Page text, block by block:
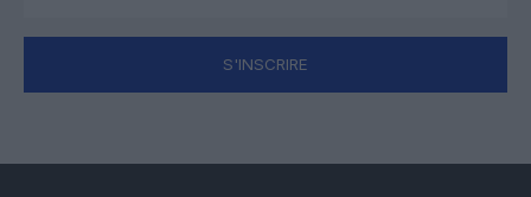
S'INSCRIRE